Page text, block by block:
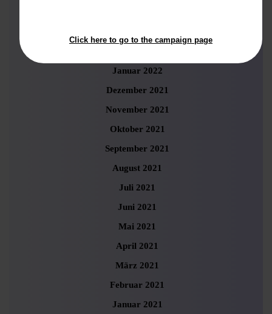
Januar 2022
Dezember 2021
November 2021
Oktober 2021
September 2021
August 2021
Juli 2021
Juni 2021
Mai 2021
April 2021
März 2021
Februar 2021
Januar 2021
Click here to go to the campaign page